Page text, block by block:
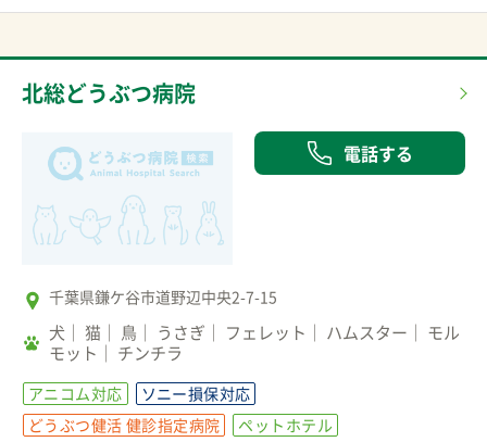
北総どうぶつ病院
電話する
千葉県鎌ケ谷市道野辺中央2-7-15
犬 猫 鳥 うさぎ フェレット ハムスター
モル
モット
チンチラ
アニコム対応
ソニー損保対応
どうぶつ健活 健診指定病院
ペットホテル